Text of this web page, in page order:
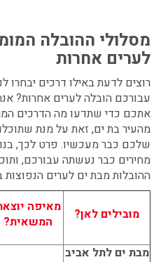
מסלולי ההובלה
לערים אחרות
רוצים לדעת באילו דרכים יבחרו
עבורכם הובלה לערים אחרות?
אתכם כדי שתדעו מה הדרכים
מהעיר בת ים, זאת על מנת
שלכם כבר מעכשיו. פרט לכך,
מחירים כבר נעשתה עבורכם,
ההובלות מבת ים לערים הנפוצות
מובילים לאן?
מאיפה
המשאית?
מבת ים לתל אביב